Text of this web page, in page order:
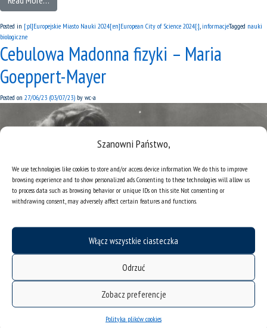
Szanowni Państwo,
We use technologies like cookies to store and/or access device information. We do this to improve
browsing experience and to show personalized ads. Consenting to these technologies will allow us
to process data such as browsing behavior or unique IDs on this site. Not consenting or
withdrawing consent, may adversely affect certain features and functions.
Włącz wszystkie ciasteczka
Odrzuć
Zobacz preferencje
Polityka plików cookies
Posted in [:pl]Europejskie Miasto Nauki 2024[:en]European City of Science 2024[:],informacjeTagged nauki
biologiczne
Cebulowa Madonna fizyki – Maria
Goeppert-Mayer
Posted on 27/06/23 (03/07/23) by wc-a